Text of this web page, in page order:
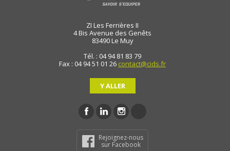
ZI Les Ferrières II
4 Bis Avenue des Genêts
83490Le Muy
Tél. : 04 94 81 83 79
Fax : 04 94 51 01 26 contact@cids.fr
Y ALLER
Rejoignez-nous
sur Facebook